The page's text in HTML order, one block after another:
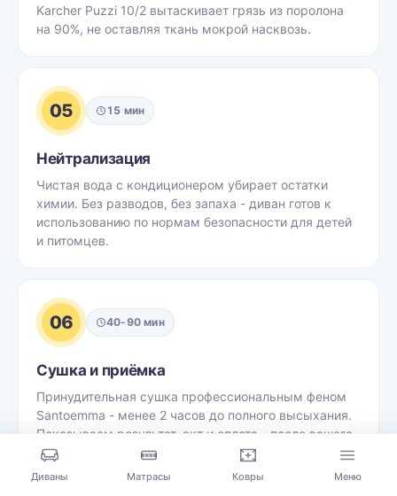
Karcher Puzzi 10/2 вытаскивает грязь из поролона
на 90%, не оставляя ткань мокрой насквозь.
05 15 мин
Нейтрализация
Чистая вода с кондиционером убирает остатки
химии. Без разводов, без запаха - диван готов к
использованию по нормам безопасности для детей
и питомцев.
06 40-90 мин
Сушка и приёмка
Принудительная сушка профессиональным феном
Santoemma - менее 2 часов до полного высыхания.
Показываем результат, акт и оплата - после вашего
осмотра.
Диваны Матрасы Ковры Меню